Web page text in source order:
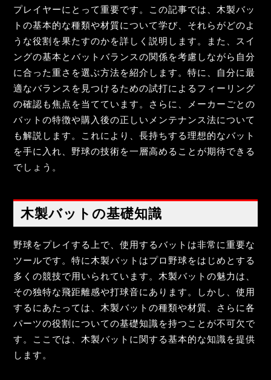
プレイヤーにとって重要です。この記事では、木製バッ
トの基本的な種類や材質について学び、それらがどのよ
うな役割を果たすのかを詳しく説明します。また、スイ
ングの基本とバットバランスの関係を考慮しながら自分
に合った重さを選ぶ方法を紹介します。特に、自分に最
適なバランスを見つけるための試打によるフィーリング
の確認も焦点を当てています。さらに、メーカーごとの
バットの特徴や購入後の正しいメンテナンス法について
も解説します。これにより、長持ちする理想的なバット
を手に入れ、野球の技術を一層高めることが期待できる
でしょう。
木製バットの基礎知識
野球をプレイする上で、使用するバットは非常に重要な
ツールです。特に木製バットはプロ野球をはじめとする
多くの競技で用いられています。木製バットの魅力は、
その独特な飛距離感や打球音にあります。しかし、使用
するにあたっては、木製バットの種類や材質、さらに各
パーツの役割についての基礎知識を持つことが不可欠で
す。ここでは、木製バットに関する基本的な知識を提供
します。